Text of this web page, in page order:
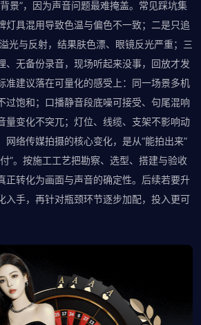
景”，因为声音问题最难掩盖。常见踩坑集
灯具混用导致色温与偏色不一致；二是只追
光与反射，结果肤色漂、眼镜反光严重；三
、无备份录音，现场听起来没事，回放才发
准建议落在可量化的感受上：同一场景多机
过饱和；口播静音段底噪可接受、句尾混响
量变化不突兀；灯位、线缆、支架不影响动
网络传媒拍摄的核心变化，是从“能拍出来”
”。按施工工艺把勘察、选型、搭建与验收
正转化为画面与声音的确定性。后续若要升
入手，再针对瓶颈环节逐步加配，投入更可